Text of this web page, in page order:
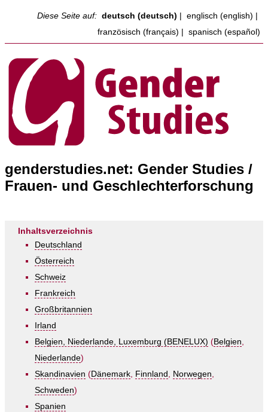
Diese Seite auf: deutsch (deutsch) englisch (english)
französisch (français)
spanisch (español)
genderstudies.net: Gender Studies /
Frauen- und Geschlechterforschung
Inhaltsverzeichnis
Deutschland
Österreich
Schweiz
Frankreich
Großbritannien
Irland
Belgien, Niederlande, Luxemburg (BENELUX) (Belgien,
Niederlande)
Skandinavien (Dänemark, Finnland , Norwegen,
Schweden)
Spanien